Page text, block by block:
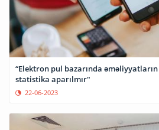
“Elektron pul bazarında
statistika aparılmır"
22-06-2023